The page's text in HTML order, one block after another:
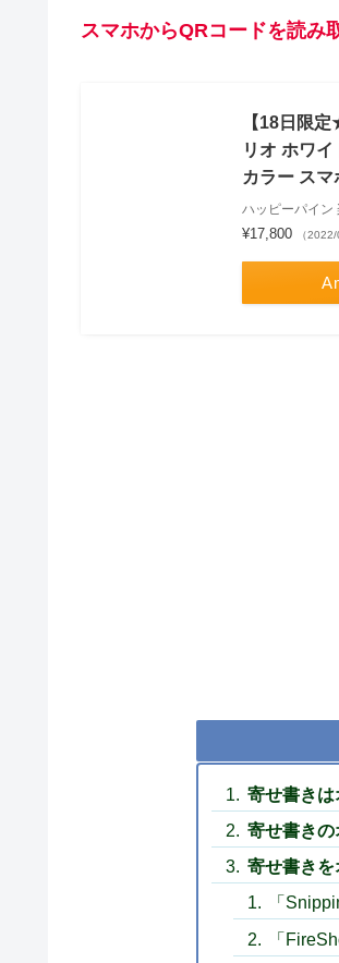
スマホからQRコードを読み
【18日限
リオ ホワ
カラー スマ
ハッピーパイン
¥17,800 （
寄せ書き
寄せ書き
寄せ書き
「
「